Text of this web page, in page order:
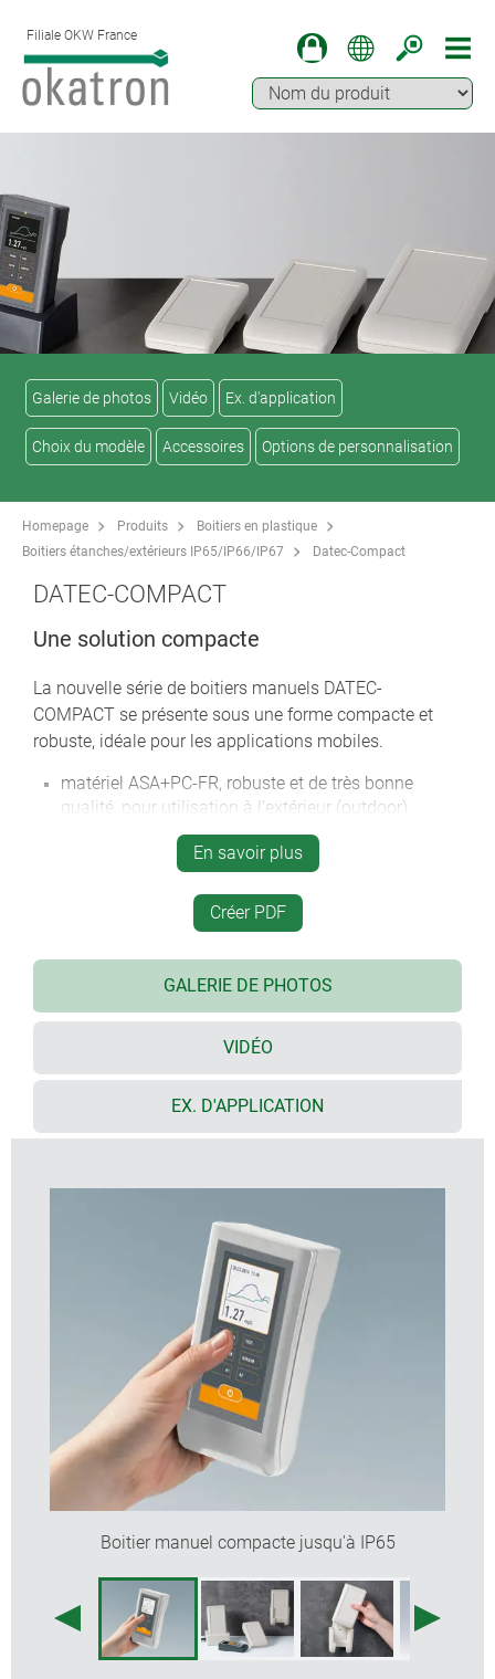
Filiale OKW France
Galerie de photos Vidéo Ex. d'application
Choix du modèle Accessoires Options de personnalisation
Homepage Produits
Boitiers en plastique
Boitiers étanches/extérieurs IP65/IP66/IP67
Datec-Compact
DATEC-COMPACT
Une solution compacte
La nouvelle série de boitiers manuels DATEC-
COMPACT se présente sous une forme compacte et
robuste, idéale pour les applications mobiles.
matériel ASA+PC-FR, robuste et de très bonne
qualité, pour utilisation à l’extérieur (outdoor)
haute protection IP65 avec joint pour des
environnements difficiles
mesure meilleur marché
piles rondes NR6 1,5 V (AA) ;
trois piles garantissent une alimentation sûre en
les cartes SD/connecteurs USB sont utilisables à
l'intérieur de l'espace étanche (versions avec
accessoires supplémentaires : jeu de ressorts de
contact et contacts dorés
En savoir plus
Créer PDF
GALERIE DE PHOTOS
VIDÉO
EX. D'APPLICATION
Boitier manuel compacte jusqu'à IP65